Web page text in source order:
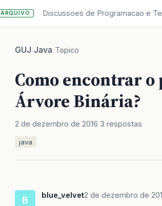
ARQUIVO Discussoes de Programacao e
GUJ/Java/Topico
Como encontrar
Árvore Binária?
2 de dezembro de 2016 3 respostas
java
B blue_velvet2 de dezembro de